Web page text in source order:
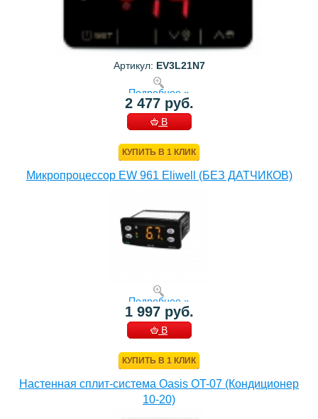
Артикул: EV3L21N7
Подробнее »
2 477 руб.
В
КУПИТЬ В 1 КЛИК
Микропроцессор EW 961 Eliwell (БЕЗ ДАТЧИКОВ)
Подробнее »
1 997 руб.
В
КУПИТЬ В 1 КЛИК
Настенная сплит-система Oasis OT-07 (Кондиционер
10-20)